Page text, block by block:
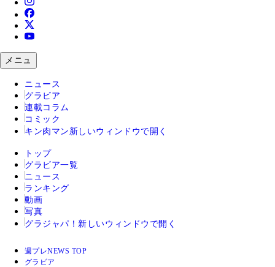
メニュ
ニュース
グラビア
連載コラム
コミック
キン肉マン 新しいウィンドウで開く
トップ
グラビア一覧
ニュース
ランキング
動画
写真
グラジャパ！ 新しいウィンドウで開く
週プレNEWS TOP
グラビア